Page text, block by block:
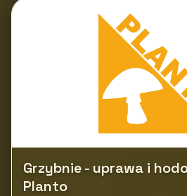
Grzybnie - uprawa i
Planto